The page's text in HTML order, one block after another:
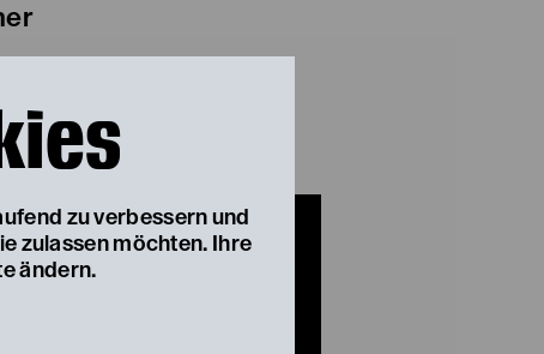
zu verbessern und
zulassen möchten. Ihre
ändern.